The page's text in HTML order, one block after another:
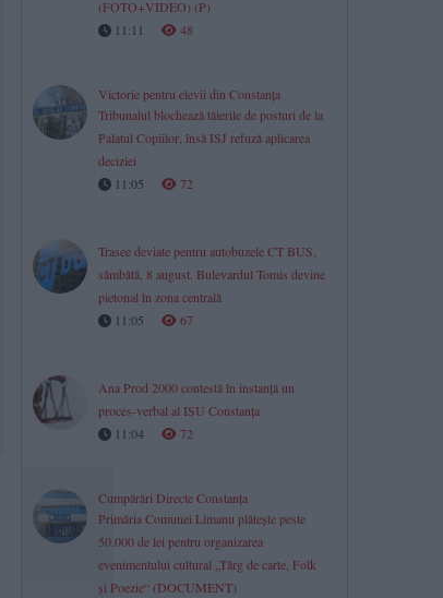
(FOTO+VIDEO) (P)
11:11
48
Victorie pentru elevii din Constanța
Tribunalul blochează tăierile de posturi de la
Palatul Copiilor, însă ISJ refuză aplicarea
deciziei
11:05
72
Trasee deviate pentru autobuzele CT BUS,
sâmbătă, 8 august. Bulevardul Tomis devine
pietonal în zona centrală
11:05
67
Ana Prod 2000 contestă în instanță un
proces-verbal al ISU Constanța
11:04
72
Cumpărări Directe Constanța
Primăria Comunei Limanu plătește peste
50.000 de lei pentru organizarea
evenimentului cultural „Târg de carte, Folk
și Poezie“ (DOCUMENT)